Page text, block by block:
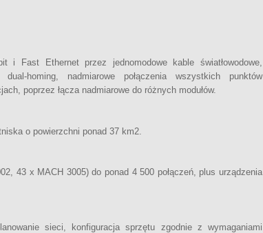
i Fast Ethernet przez jednomodowe kable światłowodowe,
homing, nadmiarowe połączenia wszystkich punktów
poprzez łącza nadmiarowe do różnych modułów.
o powierzchni ponad 37 km2.
43 x MACH 3005) do ponad 4 500 połączeń, plus urządzenia
sieci, konfiguracja sprzętu zgodnie z wymaganiami